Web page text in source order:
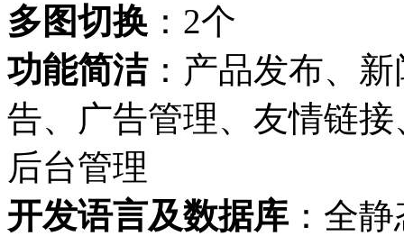
多图切换 ：2个
功能简洁：产品发布、
告、广告管理、友情链
后台管理
开发语言及数据库 ：全